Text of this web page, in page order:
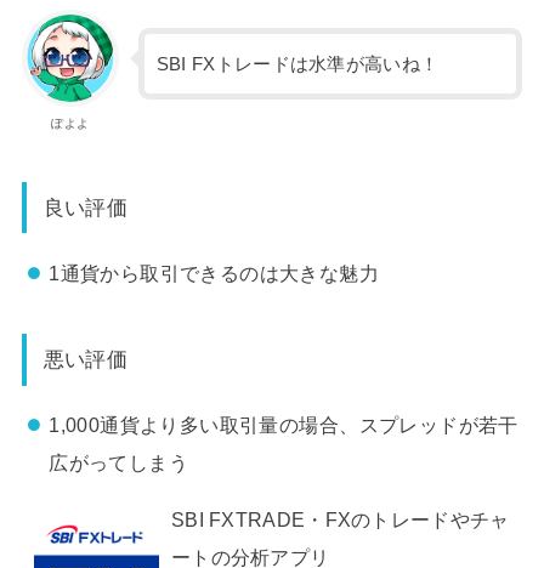
ぽよよ
SBI FXトレードは水準が高いね！
良い評価
1通貨から取引できるのは大きな魅力
悪い評価
1,000通貨より多い取引量の場合、スプレッドが若干
広がってしまう
SBI FXTRADE・FXのトレードやチャ
ートの分析アプリ